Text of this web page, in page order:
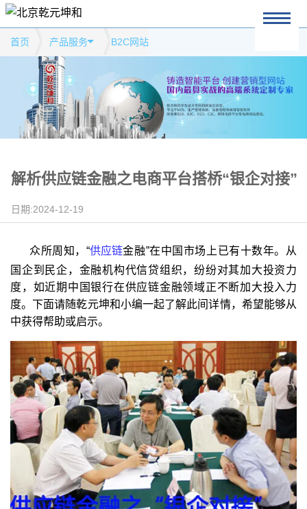
首页 产品服务 B2C网站
解析供应链金融之电商平台搭桥“银企对接”
日期:2024-12-19
众所周知，“供应链金融”在中国市场上已有十数年。从
国企到民企，金融机构代信贷组织，纷纷对其加大投资力
度，如近期中国银行在供应链金融领域正不断加大投入力
度。下面请随乾元坤和小编一起了解此间详情，希望能够从
中获得帮助或启示。